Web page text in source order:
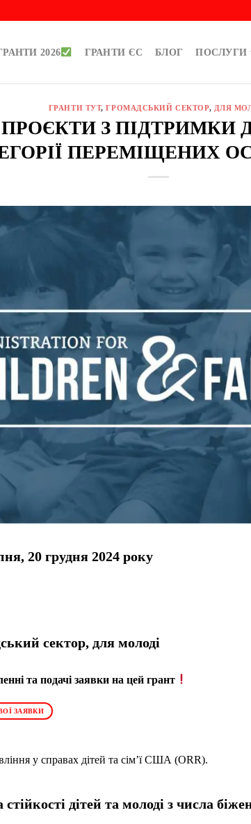
2026 ГРАНТИ ЄС БЛОГ ПОСЛУГИ
ГРАНТИ ТУТ,ГРОМАДСЬКИЙ СЕКТОР, ДЛЯ
З ПІДТРИМКИ
ПЕРЕМІЩЕНИХ
20 грудня 2024 року
сектор, для молоді
та подачі заявки на цей грант
ЗАЯВКИ
у справах дітей та сім’ї США (ORR).
дітей та молоді з числа